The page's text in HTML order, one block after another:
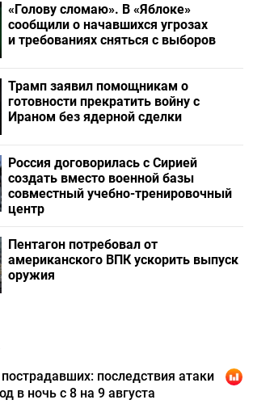
«Голову сломаю». В «Яблоке»
сообщили о начавшихся угрозах
и требованиях сняться с выборов
Трамп заявил помощникам о
готовности прекратить войну с
Ираном без ядерной сделки
Россия договорилась с Сирией
создать вместо военной базы
совместный учебно-тренировочный
центр
Пентагон потребовал от
американского ВПК ускорить выпуск
оружия